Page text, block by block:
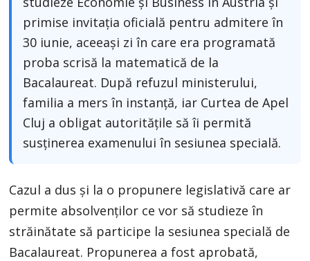
primise invitația oficială pentru admitere în
30 iunie, aceeași zi în care era programată
proba scrisă la matematică de la
Bacalaureat. După refuzul ministerului,
familia a mers în instanță, iar Curtea de Apel
Cluj a obligat autoritățile să îi permită
susținerea examenului în sesiunea specială.
Cazul a dus și la o propunere legislativă care ar
permite absolvenților ce vor să studieze în
străinătate să participe la sesiunea specială de
Bacalaureat. Propunerea a fost aprobată,